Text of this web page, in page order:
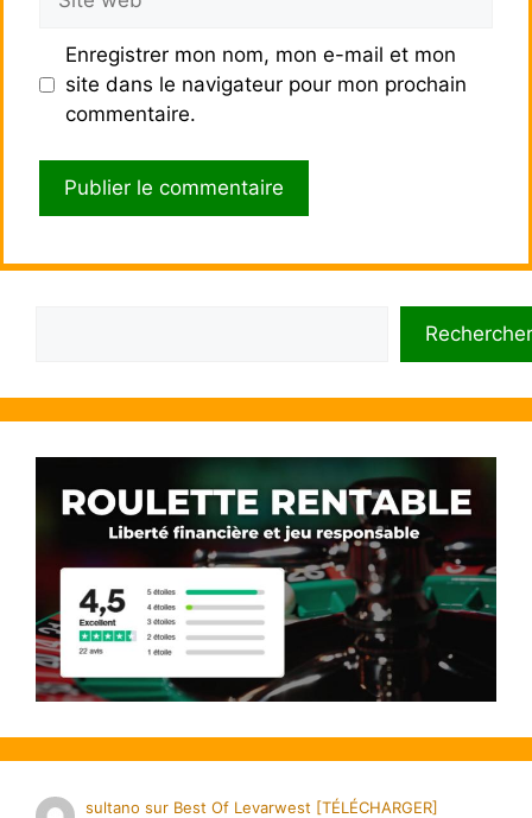
web
Enregistrer mon nom, mon e-mail et mon
site dans le navigateur pour mon prochain
commentaire.
Rechercher
sultano sur Best Of Levarwest [TÉLÉCHARGER]